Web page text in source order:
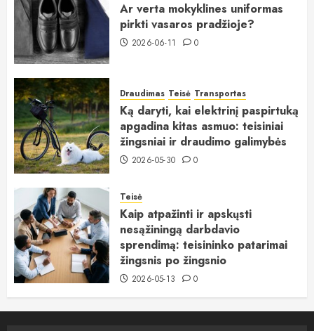
Ar verta mokyklines uniformas
pirkti vasaros pradžioje?
2026-06-11 0
Draudimas Teisė Transportas
Ką daryti, kai elektrinį paspirtuką
apgadina kitas asmuo: teisiniai
žingsniai ir draudimo galimybės
2026-05-30 0
Teisė
Kaip atpažinti ir apskųsti
nesąžiningą darbdavio
sprendimą: teisininko patarimai
žingsnis po žingsnio
2026-05-13 0